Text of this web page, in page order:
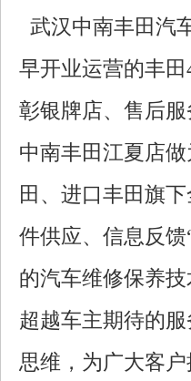
武汉中南丰田汽
早开业运营的丰
彰银牌店、售后
中南丰田江夏店
田、进口丰田旗
件供应、信息反
的汽车维修保养
超越车主期待的
思维，为广大客